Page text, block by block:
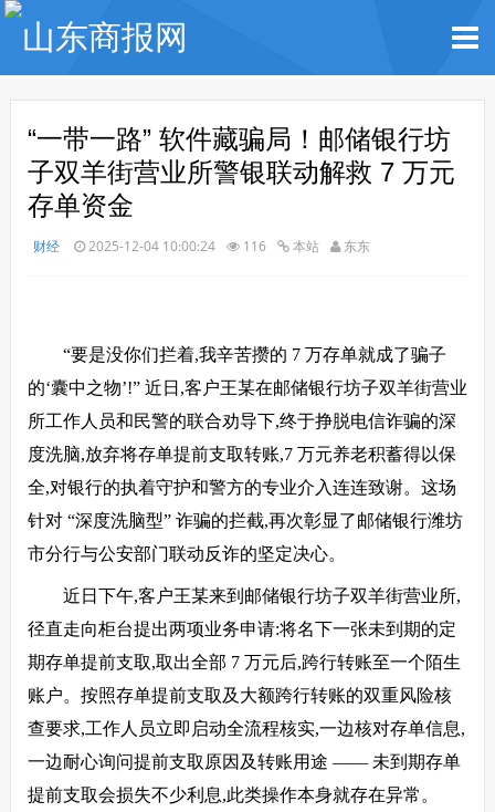
“一带一路” 软件藏骗局！邮储银行坊
子双羊街营业所警银联动解救 7 万元
存单资金
财经 2025-12-04 10:00:24 116 本站 东东
“要是没你们拦着,我辛苦攒的 7 万存单就成了骗子
的‘囊中之物’!” 近日,客户王某在邮储银行坊子双羊街营业
所工作人员和民警的联合劝导下,终于挣脱电信诈骗的深
度洗脑,放弃将存单提前支取转账,7 万元养老积蓄得以保
全,对银行的执着守护和警方的专业介入连连致谢。这场
针对 “深度洗脑型” 诈骗的拦截,再次彰显了邮储银行潍坊
市分行与公安部门联动反诈的坚定决心。
近日下午,客户王某来到邮储银行坊子双羊街营业所,
径直走向柜台提出两项业务申请:将名下一张未到期的定
期存单提前支取,取出全部 7 万元后,跨行转账至一个陌生
账户。按照存单提前支取及大额跨行转账的双重风险核
查要求,工作人员立即启动全流程核实,一边核对存单信息,
一边耐心询问提前支取原因及转账用途 —— 未到期存单
提前支取会损失不少利息,此类操作本身就存在异常。